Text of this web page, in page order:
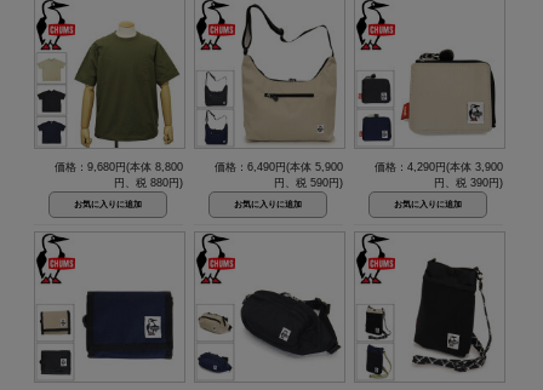
価格：9,680円(本体 8,800
円、税 880円)
価格：6,490円(本体 5,900
円、税 590円)
価格：4,290円(本体 3,900
円、税 390円)